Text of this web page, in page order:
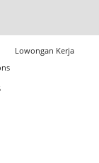
Lowongan Kerja